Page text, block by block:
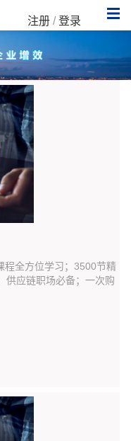
注册 /登录
程全方位学习；3500节精
供应链职场必备；一次购